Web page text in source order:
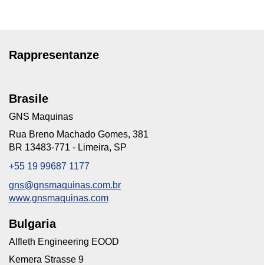
Rappresentanze
Brasile
GNS Maquinas
Rua Breno Machado Gomes, 381
BR 13483-771 - Limeira, SP
+55 19 99687 1177
gns@gnsmaquinas.com.br
www.gnsmaquinas.com
Bulgaria
Alfleth Engineering EOOD
Kemera Strasse 9